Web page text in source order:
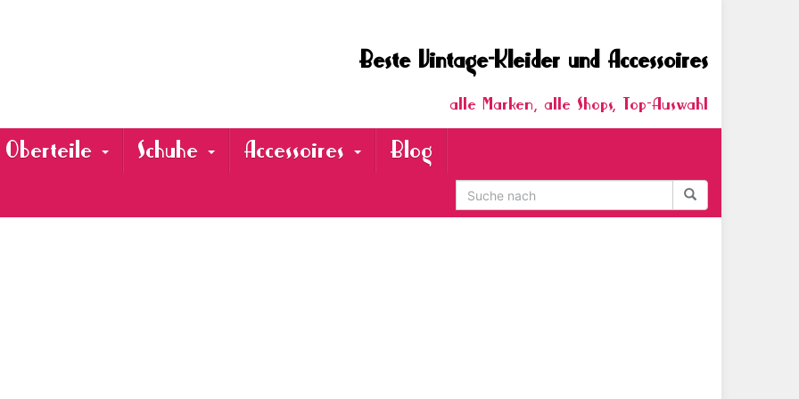
Beste Vintage-Kleider und Accessoires
alle Marken, alle Shops, Top-Auswahl
Oberteile Schuhe Accessoires Blog